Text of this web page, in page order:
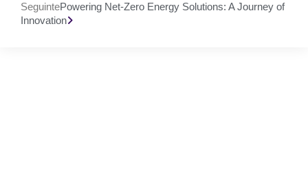
SeguintePowering Net-Zero Energy Solutions: A Journey of
Innovation